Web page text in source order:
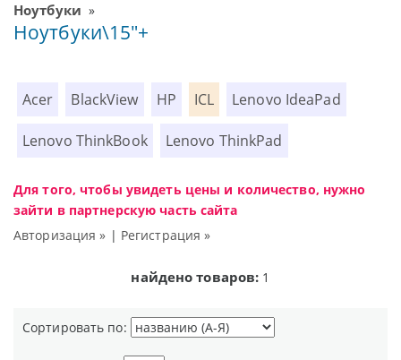
Ноутбуки »
Ноутбуки\15"+
Acer BlackView HP ICL Lenovo IdeaPad
Lenovo ThinkBook Lenovo ThinkPad
Для того, чтобы увидеть цены и количество, нужно
зайти в партнерскую часть сайта
Авторизация » | Регистрация »
найдено товаров: 1
Сортировать по: